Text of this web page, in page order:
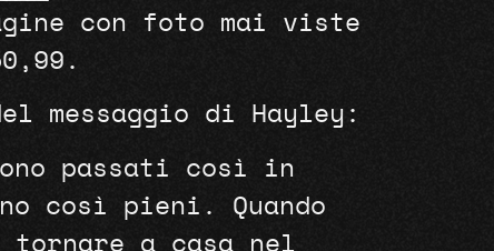
con foto mai viste
messaggio di Hayley:
passati così in
così pieni. Quando
tornare a casa nel